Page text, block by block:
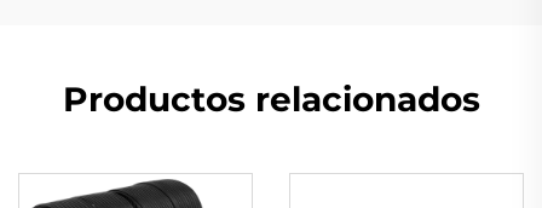
Productos relacionados